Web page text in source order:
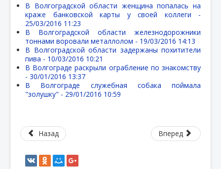
В Волгоградской области женщина попалась на
краже банковской карты у своей коллеги -
25/03/2016 11:23
В Волгоградской области железнодорожники
тоннами воровали металлолом - 19/03/2016 14:13
В Волгоградской области задержаны похитители
пива - 10/03/2016 10:21
В Волгограде раскрыли ограбление по знакомству
- 30/01/2016 13:37
В Волгограде служебная собака поймала
"золушку" - 29/01/2016 10:59
Назад Вперед